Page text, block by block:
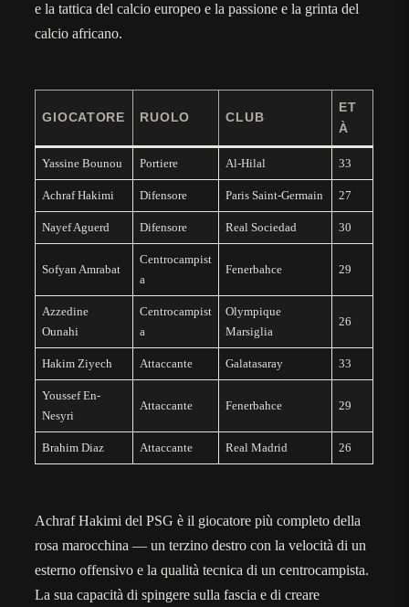
e la tattica del calcio europeo e la passione e la grinta del
calcio africano.
GIOCATORE RUOLO CLUB
ET
À
Yassine Bounou Portiere Al-Hilal 33
Achraf Hakimi Difensore Paris Saint-Germain 27
Nayef Aguerd Difensore Real Sociedad 30
Sofyan Amrabat
Centrocampist
a
Fenerbahce 29
Azzedine
Ounahi
Centrocampist
a
Olympique
Marsiglia
26
Hakim Ziyech Attaccante Galatasaray 33
Youssef En-
Nesyri
Attaccante Fenerbahce 29
Brahim Diaz Attaccante Real Madrid 26
Achraf Hakimi del PSG è il giocatore più completo della
rosa marocchina — un terzino destro con la velocità di un
esterno offensivo e la qualità tecnica di un centrocampista.
La sua capacità di spingere sulla fascia e di creare